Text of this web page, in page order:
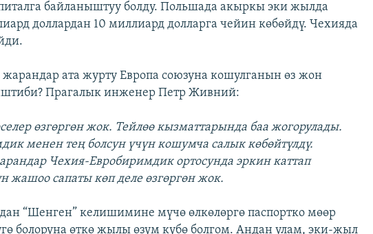
байланыштуу болду. Польшада акыркы эки жылда
доллардан 10 миллиард долларга чейин көбөйдү. Чехияда
ата журту Европа союзуна кошулганын өз жон
Прагалык инженер Петр Живний:
өзгөргөн жок. Тейлөө кызматтарында баа жогорулады.
менен тең болсун үчүн кошумча салык көбөйтүлдү.
Чехия-Евробиримдик ортосунда эркин каттап
сапаты көп деле өзгөргөн жок.
“Шенген” келишимине мүчө өлкөлөргө паспортко мөөр
болоруна өткө жылы өзүм күбө болгом. Андан улам, эки-жыл